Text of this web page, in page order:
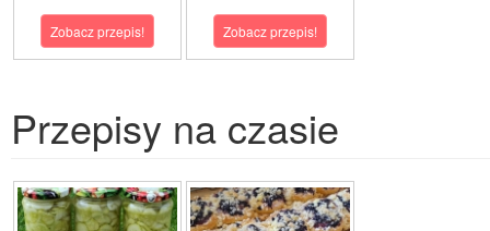
Zobacz przepis! Zobacz przepis!
Przepisy na czasie